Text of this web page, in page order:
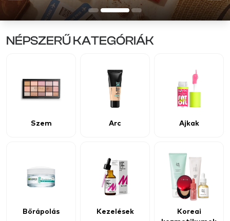
NÉPSZERŰ KATEGÓRIÁK
Szem Arc Ajkak
Bőrápolás Kezelések
Koreai